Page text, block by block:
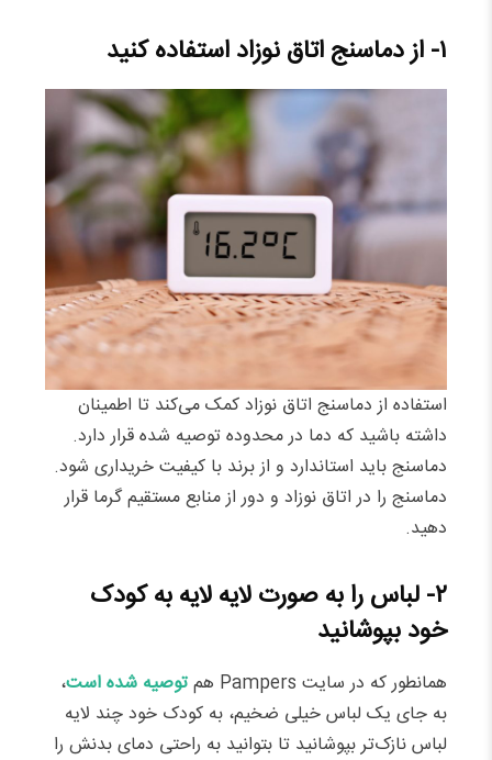
۱- از دماسنج اتاق نوزاد استفاده کنید
استفاده از دماسنج اتاق نوزاد کمک می‌کند تا اطمینان
داشته باشید که دما در محدوده توصیه شده قرار دارد.
دماسنج باید استاندارد و از برند با کیفیت خریداری شود.
دماسنج را در اتاق نوزاد و دور از منابع مستقیم گرما قرار
دهید.
۲- لباس را به صورت لایه لایه به کودک
خود بپوشانید
همانطور که در سایت Pampers هم توصیه شده است،
به جای یک لباس خیلی ضخیم، به کودک خود چند لایه
لباس نازک‌تر بپوشانید تا بتوانید به راحتی دمای بدنش را